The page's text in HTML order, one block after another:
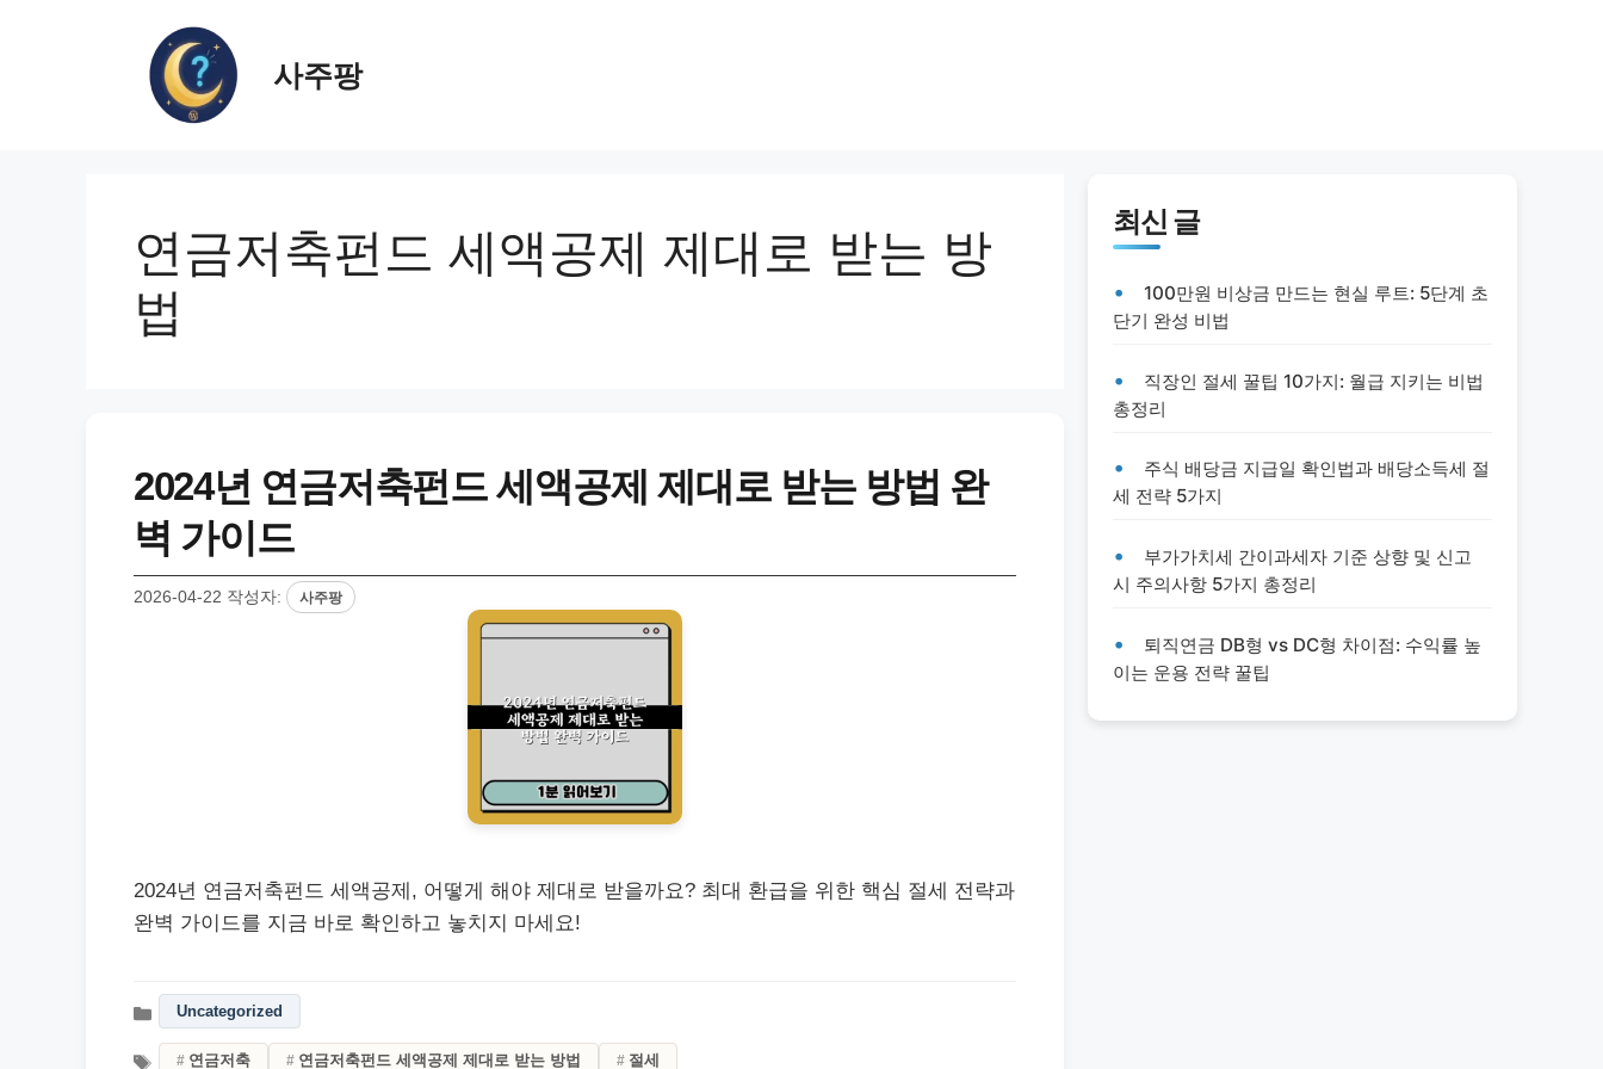
사주팡
연금저축펀드 세액공제 제대로 받는 방
법
2024년 연금저축펀드 세액공제 제대로 받는 방법 완
벽 가이드
2026-04-22 작성자: 사주팡
2024년 연금저축펀드 세액공제, 어떻게 해야 제대로 받을까요? 최대 환급을 위한 핵심 절세 전략과
완벽 가이드를 지금 바로 확인하고 놓치지 마세요!
Uncategorized
연금저축 연금저축펀드 세액공제 제대로 받는 방법 절세
최신 글
100만원 비상금 만드는 현실 루트: 5단계 초
단기 완성 비법
직장인 절세 꿀팁 10가지: 월급 지키는 비법
총정리
주식 배당금 지급일 확인법과 배당소득세 절
세 전략 5가지
부가가치세 간이과세자 기준 상향 및 신고
시 주의사항 5가지 총정리
퇴직연금 DB형 vs DC형 차이점: 수익률 높
이는 운용 전략 꿀팁